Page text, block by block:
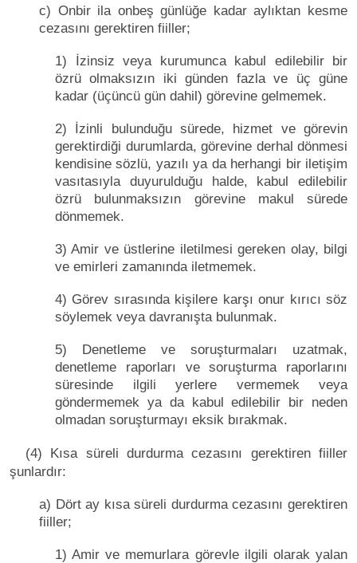
c) Onbir ila onbeş günlüğe kadar aylıktan kesme
cezasını gerektiren fiiller;
1) İzinsiz veya kurumunca kabul edilebilir bir
özrü olmaksızın iki günden fazla ve üç güne
kadar (üçüncü gün dahil) görevine gelmemek.
2) İzinli bulunduğu sürede, hizmet ve görevin
gerektirdiği durumlarda, görevine derhal dönmesi
kendisine sözlü, yazılı ya da herhangi bir iletişim
vasıtasıyla duyurulduğu halde, kabul edilebilir
özrü bulunmaksızın görevine makul sürede
dönmemek.
3) Amir ve üstlerine iletilmesi gereken olay, bilgi
ve emirleri zamanında iletmemek.
4) Görev sırasında kişilere karşı onur kırıcı söz
söylemek veya davranışta bulunmak.
5) Denetleme ve soruşturmaları uzatmak,
denetleme raporları ve soruşturma raporlarını
süresinde ilgili yerlere vermemek veya
göndermemek ya da kabul edilebilir bir neden
olmadan soruşturmayı eksik bırakmak.
(4) Kısa süreli durdurma cezasını gerektiren fiiller
şunlardır:
а) Dört ay kısa süreli durdurma cezasını gerektiren
fiiller;
1) Amir ve memurlara görevle ilgili olarak yalan